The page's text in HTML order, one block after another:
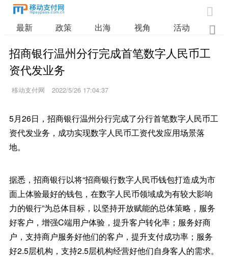

最新 政策 出海 视角 活动 业

招商银行温州分行完成首笔数字人民币工
资代发业务
移动支付网 2022/5/26 17:04:37
5月26日，招商银行温州分行完成了分行首笔数字人民币工
资代发业务，成功实现数字人民币工资代发应用场景落
地。
据悉，招商银行以将“招商银行数字人民币钱包打造成为市
面上体验最好的钱包，在数字人民币领域成为有较大影响
力的银行”为总体目标，以坚持开放赋能的总体策略，服务
好客户，增强C端用户体验，提升客户转化率；服务好商
户，支持商户服务好他们的客户，提升支付成功率；服务
好2.5层机构，支持2.5层机构经营好他们自身客人的需求。